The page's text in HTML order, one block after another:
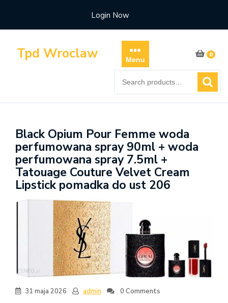
content
Login Now
Tpd Wroclaw Menu
0
for:
Black Opium Pour Femme woda
perfumowana spray 90ml + woda
perfumowana spray 7.5ml +
Tatouage Couture Velvet Cream
Lipstick pomadka do ust 206
31 maja 2026 admin 0 Comments